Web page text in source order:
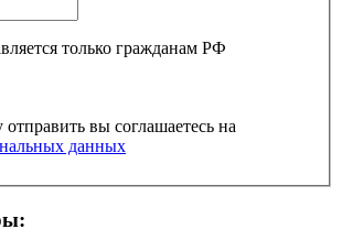
только гражданам РФ
вы соглашаетесь на
данных